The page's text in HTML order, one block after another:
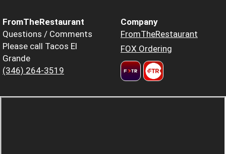
FromTheRestaurant
Questions / Comments
Please call Tacos El
Grande
(346) 264-3519
Company
FromTheRestaurant
FOX Ordering